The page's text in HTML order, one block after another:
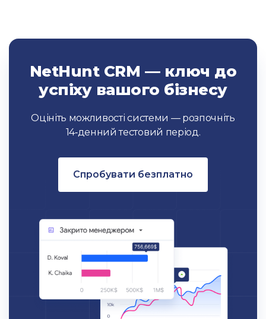
NetHunt CRM — ключ до
успіху вашого бізнесу
Оцініть можливості системи — розпочніть
14‑денний тестовий період.
Спробувати безплатно